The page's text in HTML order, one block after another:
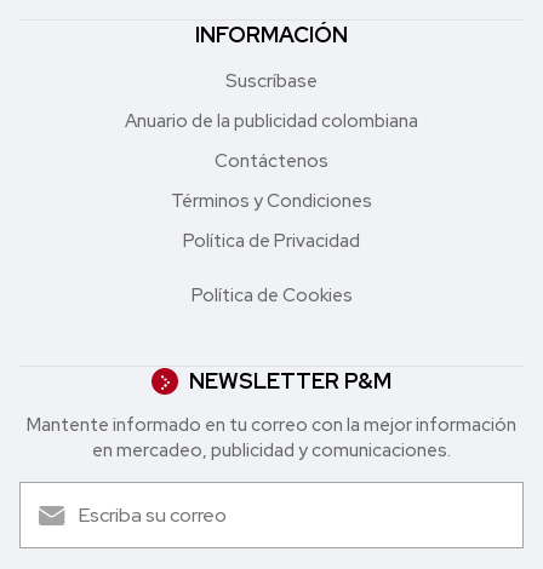
INFORMACIÓN
Suscríbase
Anuario de la publicidad colombiana
Contáctenos
Términos y Condiciones
Política de Privacidad
Política de Cookies
NEWSLETTER P&M
Mantente informado en tu correo con la mejor in formación
en mercadeo, publicidad y comunicaciones.